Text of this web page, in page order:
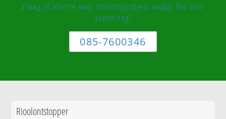
Vraag of offerte voor rioleringsobject nodig? Bel deze
avond nog!
085-7600346
Rioolontstopper